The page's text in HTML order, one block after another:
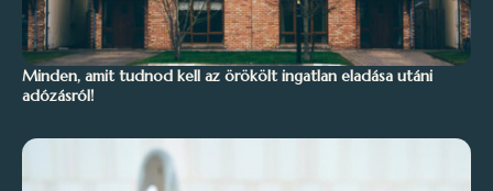
Minden, amit tudnod kell az örökölt ingatlan eladása utáni
adózásról!